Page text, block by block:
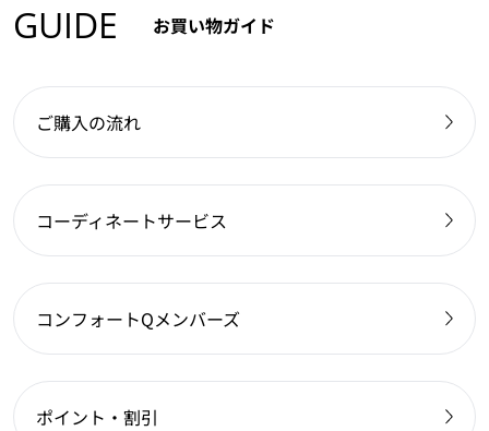
GUIDE お買い物ガイド
ご購入の流れ
コーディネートサービス
コンフォートQメンバーズ
ポイント・割引